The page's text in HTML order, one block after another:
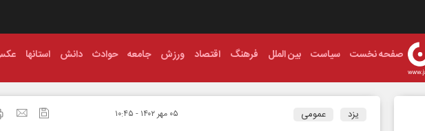
صفحه نخست سیاست بین الملل فرهنگ اقتصاد ورزش جامعه حوادث دانش استانها
یزد عمومی ۰۵ مهر ۱۴۰۲ - ۱۰:۴۵